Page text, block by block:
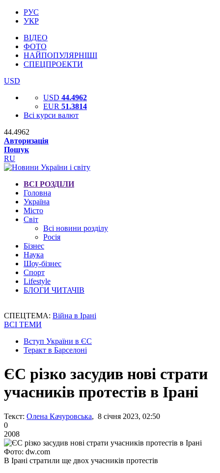
РУС
УКР
ВІДЕО
ФОТО
НАЙПОПУЛЯРНІШІ
СПЕЦПРОЕКТИ
USD
USD 44.4962
EUR 51.3814
Всі курси валют
44.4962
Авторизація
Пошук
RU
ВСІ РОЗДІЛИ
Головна
Україна
Місто
Світ
Всі новини розділу
Росія
Бізнес
Наука
Шоу-бізнес
Спорт
Lifestyle
БЛОГИ ЧИТАЧІВ
СПЕЦТЕМА: Війна в Ірані
ВСІ ТЕМИ
Вступ України в ЄС
Теракт в Барселоні
ЄС різко засудив нові страти
учасників протестів в Ірані
Текст: Олена Качуровська, 8 січня 2023, 02:50
0
2008
Фото: dw.com
В Ірані стратили ще двох учасників протестів